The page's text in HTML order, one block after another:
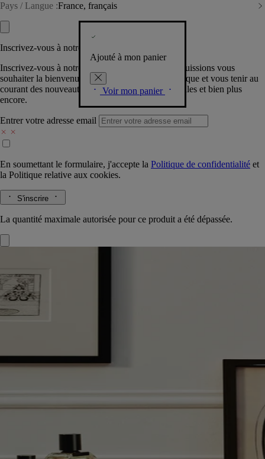
Pays / Langue :France, français
Ajouté à mon panier
Voir mon panier
Inscrivez-vous à notre Newsletter
Inscrivez-vous à notre newsletter pour que nous puissions vous
souhaiter la bienvenue dans la communauté Diptyque et vous tenir au
courant des nouveautés, événements, offres spéciales et bien plus
encore.
Entrer votre adresse email
En soumettant le formulaire, j'accepte la Politique de confidentialité et
la Politique relative aux cookies.
S'inscrire
La quantité maximale autorisée pour ce produit a été dépassée.